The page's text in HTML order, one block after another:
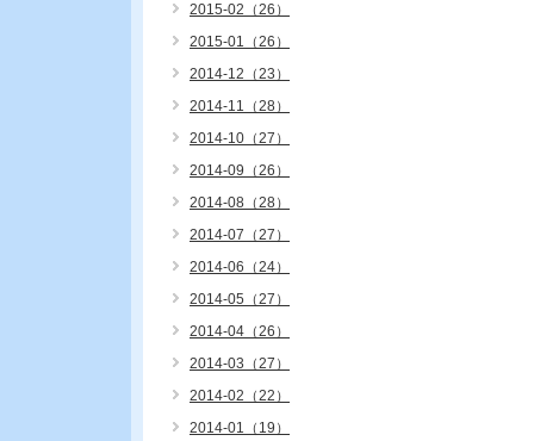
2015-02（26）
2015-01（26）
2014-12（23）
2014-11（28）
2014-10（27）
2014-09（26）
2014-08（28）
2014-07（27）
2014-06（24）
2014-05（27）
2014-04（26）
2014-03（27）
2014-02（22）
2014-01（19）